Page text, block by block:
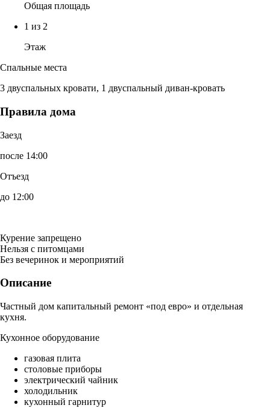
Общая площадь
1 из 2
Этаж
Спальные места
3 двуспальных кровати, 1 двуспальный диван-кровать
Правила дома
Заезд
после 14:00
Отъезд
до 12:00
Курение запрещено
Нельзя с питомцами
Без вечеринок и мероприятий
Описание
Частный дом капитальный ремонт «под евро» и отдельная
кухня.
Кухонное оборудование
газовая плита
столовые приборы
электрический чайник
холодильник
кухонный гарнитур